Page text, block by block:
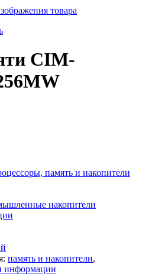
CIM-
память и накопители
накопители
память и накопители,
информации